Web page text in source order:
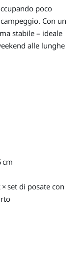
poco
Con un
stabile – ideale
alle lunghe
cm
set di posate con